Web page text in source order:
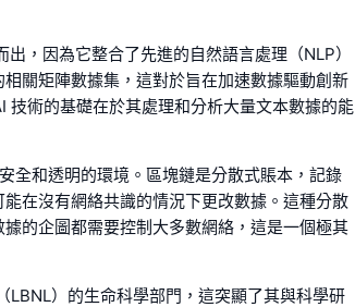
，因為它整合了先進的自然語言處理（NLP）
關矩陣數據集，這對於旨在加速數據驅動創新
術的基礎在於其處理和分析大量文本數據的能
全和透明的環境。區塊鏈是分散式賬本，記錄
在沒有網絡共識的情況下更改數據。這種分散
的企圖都需要控制大多數網絡，這是一個極其
）的生命科學部門，這突顯了其與科學研